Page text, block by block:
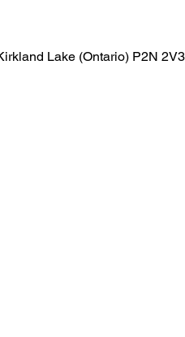
Lake (Ontario) P2N